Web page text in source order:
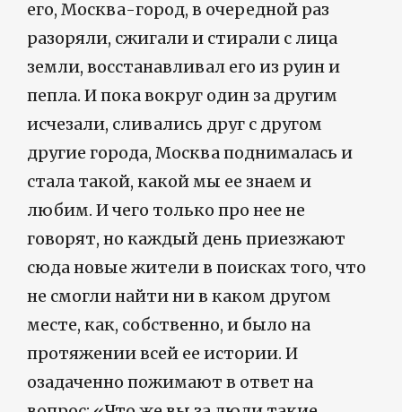
его, Москва-город, в очередной раз
разоряли, сжигали и стирали с лица
земли, восстанавливал его из руин и
пепла. И пока вокруг один за другим
исчезали, сливались друг с другом
другие города, Москва поднималась и
стала такой, какой мы ее знаем и
любим. И чего только про нее не
говорят, но каждый день приезжают
сюда новые жители в поисках того, что
не смогли найти ни в каком другом
месте, как, собственно, и было на
протяжении всей ее истории. И
озадаченно пожимают в ответ на